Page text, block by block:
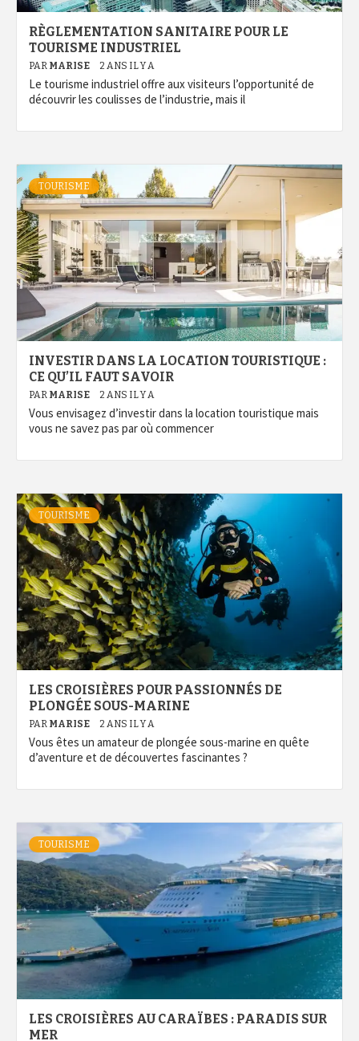
RÈGLEMENTATION SANITAIRE POUR LE
TOURISME INDUSTRIEL
PAR MARISE 2 ANS IL Y A
Le tourisme industriel offre aux visiteurs l’opportunité de
découvrir les coulisses de l’industrie, mais il
TOURISME
INVESTIR DANS LA LOCATION TOURISTIQUE :
CE QU’IL FAUT SAVOIR
PAR MARISE 2 ANS IL Y A
Vous envisagez d’investir dans la location touristique mais
vous ne savez pas par où commencer
TOURISME
LES CROISIÈRES POUR PASSIONNÉS DE
PLONGÉE SOUS-MARINE
PAR MARISE 2 ANS IL Y A
Vous êtes un amateur de plongée sous-marine en quête
d’aventure et de découvertes fascinantes ?
TOURISME
LES CROISIÈRES AU CARAÏBES : PARADIS SUR
MER